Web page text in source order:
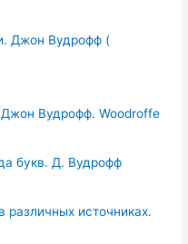
Джон Вудрофф (
Джон Вудрофф. Woodroffe
букв. Д. Вудрофф
источниках.